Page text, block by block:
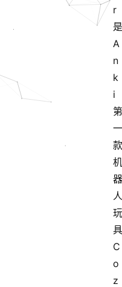
r
是
A
n
k
i
第
一
款
机
器
人
玩
具
C
o
z